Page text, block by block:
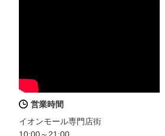
営業時間
イオンモール専門店街